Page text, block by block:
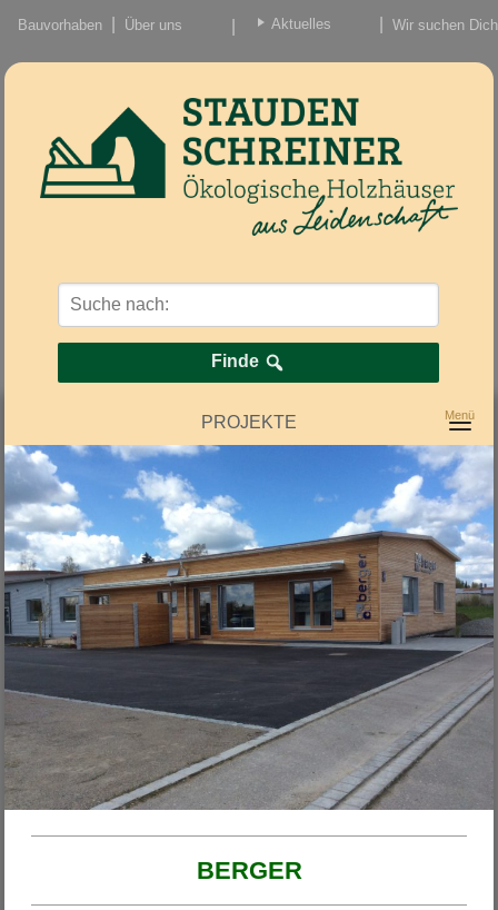
Bauvorhaben Über uns
Aktuelles
Nachrichten/Einzug
Wir suchen
Finde
PROJEKTE
Unsere Projekte
2026
Haus am Ende der Rosengasse
Anbau Handfest
Haus Wirth - Großkinsky
Haus Franzi
BERGER